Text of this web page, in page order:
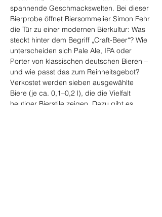
spannende Geschmackswelten. Bei dieser
Bierprobe öffnet Biersommelier Simon Fehr
die Tür zu einer modernen Bierkultur: Was
steckt hinter dem Begriff „Craft-Beer“? Wie
unterscheiden sich Pale Ale, IPA oder
Porter von klassischen deutschen Bieren –
und wie passt das zum Reinheitsgebot?
Verkostet werden sieben ausgewählte
Biere (je ca. 0,1–0,2 l), die die Vielfalt
heutiger Bierstile zeigen. Dazu gibt es